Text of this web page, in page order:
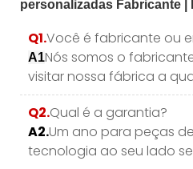
Q1.Você é fabricante ou
A1Nós somos o
visitar nossa fábrica a
Q2.Qual é a garantia?
A2.Um ano para peças
tecnologia ao seu lado